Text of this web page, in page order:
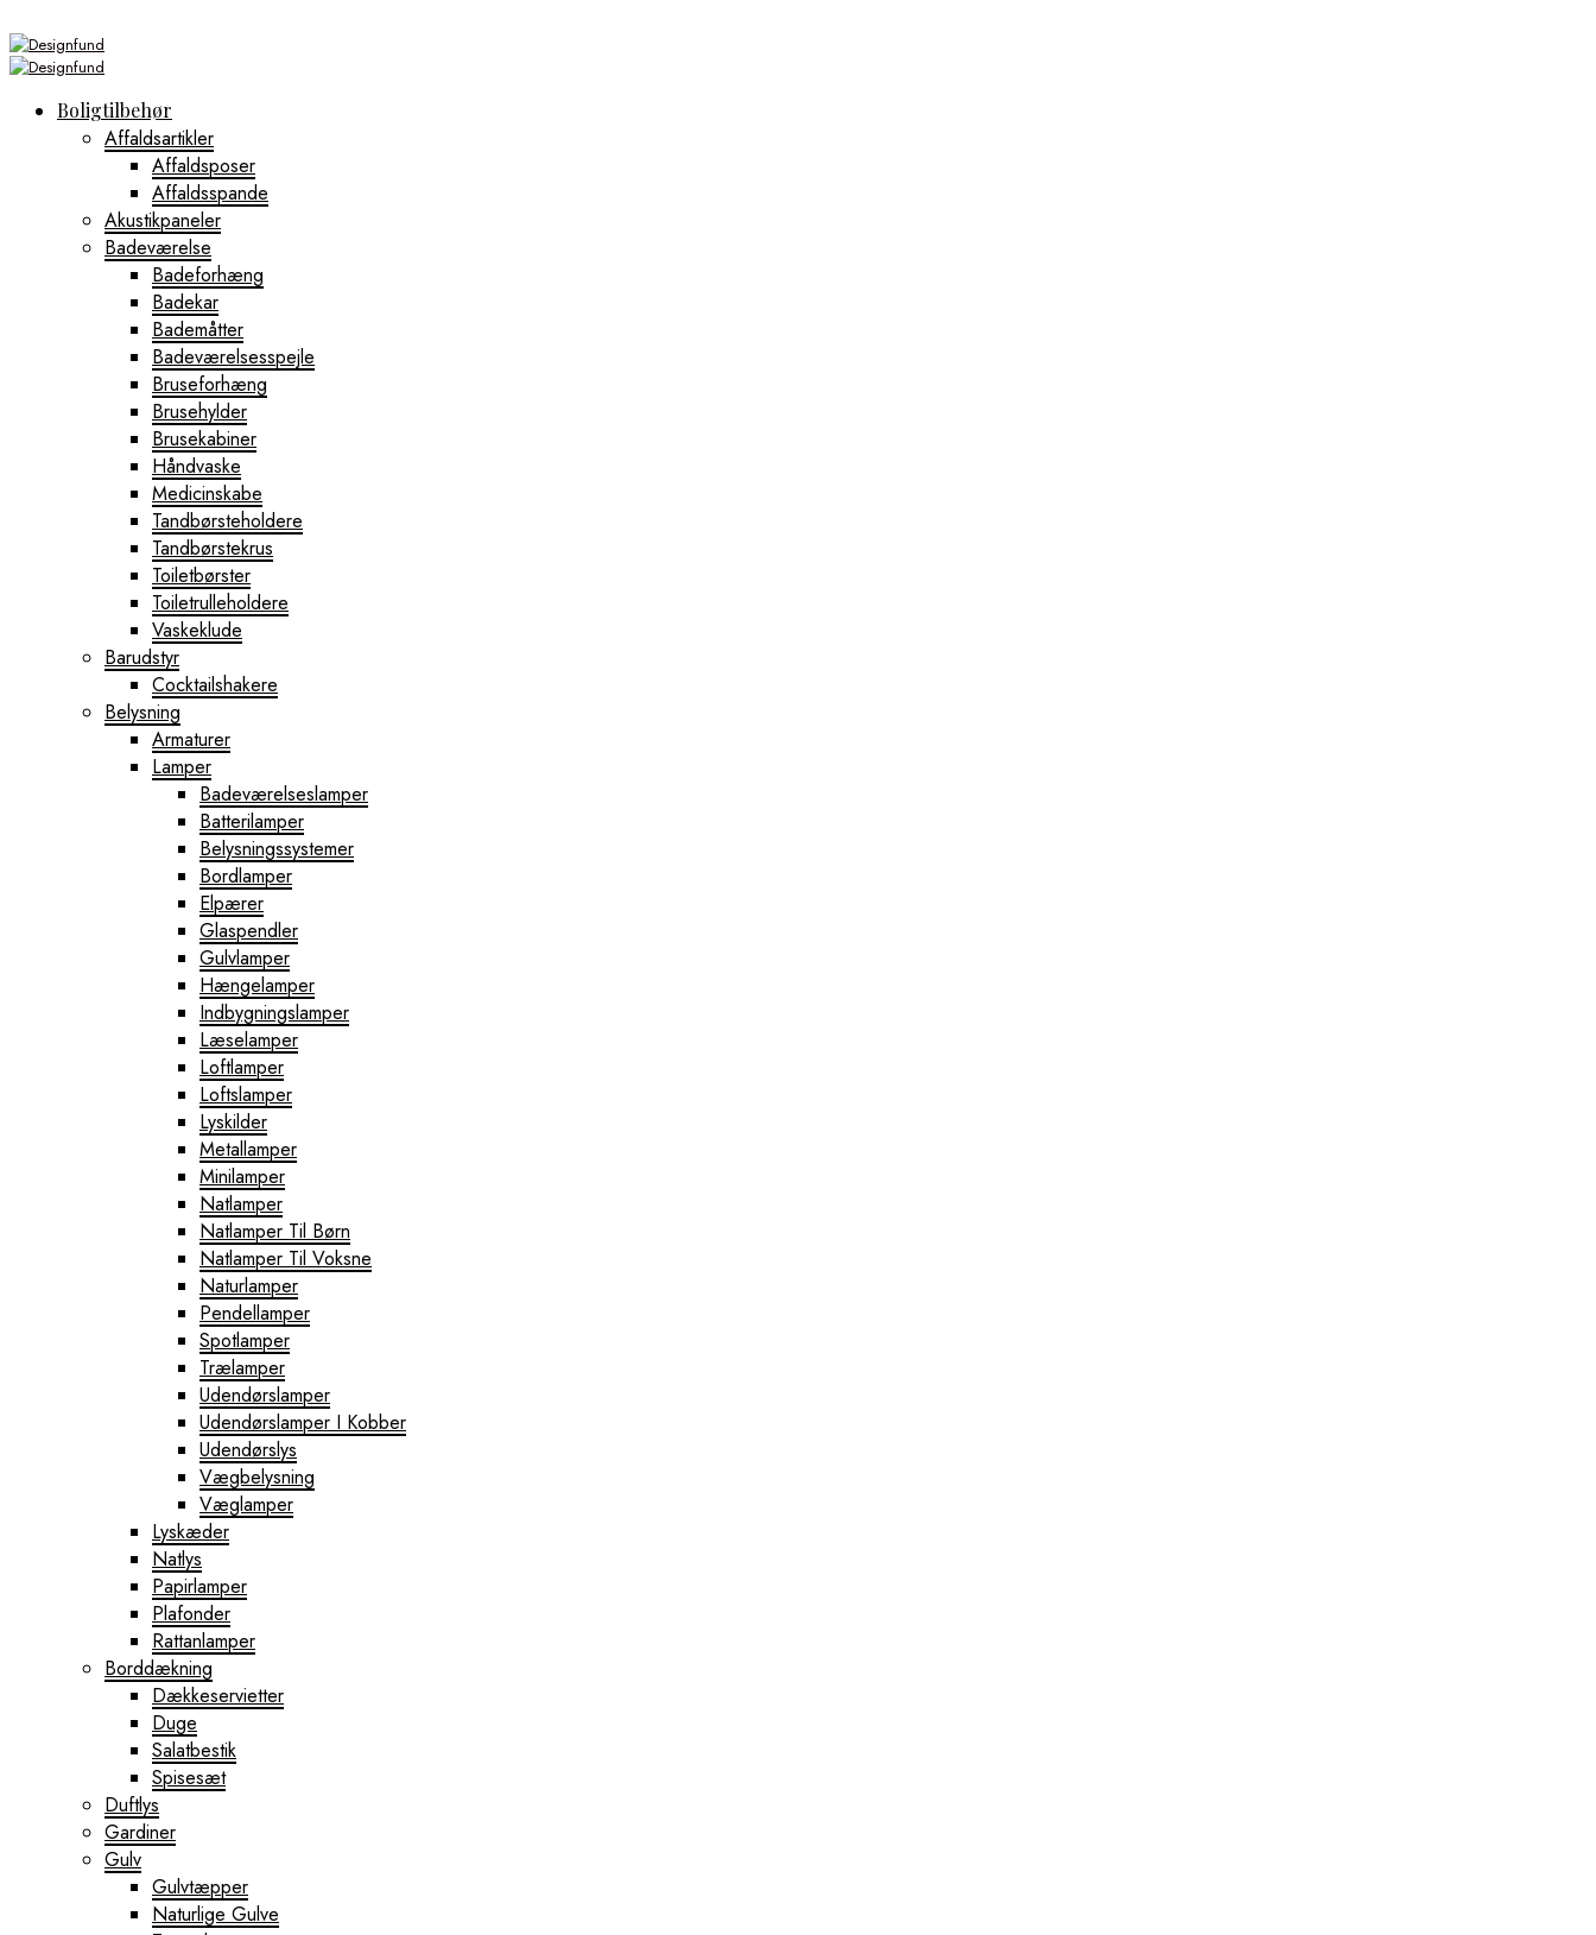
Boligtilbehør
Affaldsartikler
Affaldsposer
Affaldsspande
Akustikpaneler
Badeværelse
Badeforhæng
Badekar
Bademåtter
Badeværelsesspejle
Bruseforhæng
Brusehylder
Brusekabiner
Håndvaske
Medicinskabe
Tandbørsteholdere
Tandbørstekrus
Toiletbørster
Toiletrulleholdere
Vaskeklude
Barudstyr
Cocktailshakere
Belysning
Armaturer
Lamper
Badeværelseslamper
Batterilamper
Belysningssystemer
Bordlamper
Elpærer
Glaspendler
Gulvlamper
Hængelamper
Indbygningslamper
Læselamper
Loftlamper
Loftslamper
Lyskilder
Metallamper
Minilamper
Natlamper
Natlamper Til Børn
Natlamper Til Voksne
Naturlamper
Pendellamper
Spotlamper
Trælamper
Udendørslamper
Udendørslamper I Kobber
Udendørslys
Vægbelysning
Væglamper
Lyskæder
Natlys
Papirlamper
Plafonder
Rattanlamper
Borddækning
Dækkeservietter
Duge
Salatbestik
Spisesæt
Duftlys
Gardiner
Gulv
Gulvtæpper
Naturlige Gulve